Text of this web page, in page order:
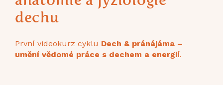
dechu
První videokurz cyklu Dech & pránájáma –
umění vědomé práce s dechem a energií.